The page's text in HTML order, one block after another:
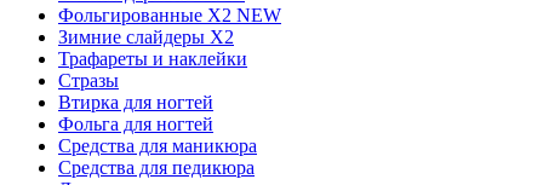
Фольгированные X2 NEW
Зимние слайдеры Х2
Трафареты и наклейки
Стразы
Втирка для ногтей
Фольга для ногтей
Средства для маникюра
Средства для педикюра